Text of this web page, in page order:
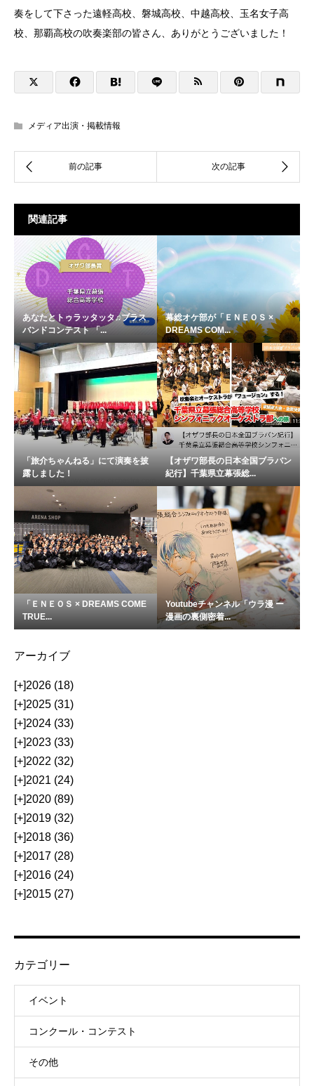
奏をして下さった遠軽高校、磐城高校、中越高校、玉名女子高
校、那覇高校の吹奏楽部の皆さん、ありがとうございました！
メディア出演・掲載情報
関連記事
あなたとトゥラッタッタ♫ブラス
バンドコンテスト 「...
幕総オケ部が「ＥＮＥＯＳ ×
DREAMS COM...
「旅介ちゃんねる」にて演奏を披
露しました！
【オザワ部長の日本全国ブラバン
紀行】千葉県立幕張総...
「ＥＮＥＯＳ × DREAMS COME
TRUE...
Youtubeチャンネル「ウラ漫 ー
漫画の裏側密着...
アーカイブ
[+]2026 (18)
[+]2025 (31)
[+]2024 (33)
[+]2023 (33)
[+]2022 (32)
[+]2021 (24)
[+]2020 (89)
[+]2019 (32)
[+]2018 (36)
[+]2017 (28)
[+]2016 (24)
[+]2015 (27)
カテゴリー
イベント
コンクール・コンテスト
その他